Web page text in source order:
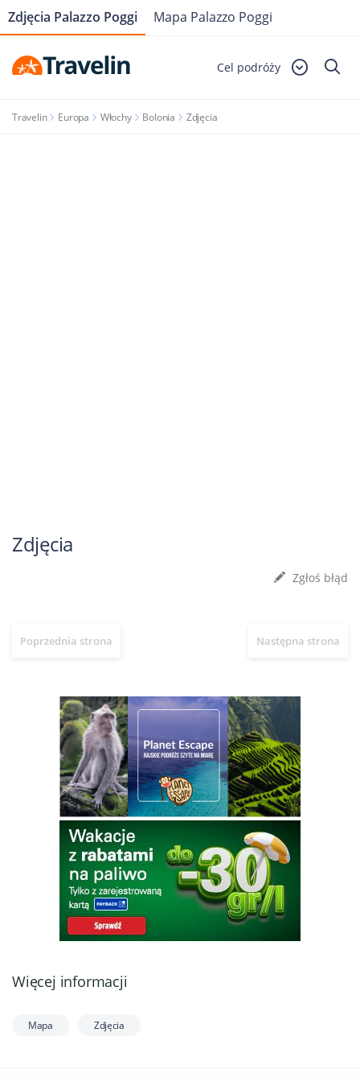
Cel podróży
Travelin Europa Włochy Bolonia Zdjęcia
Zdjęcia Palazzo Poggi Mapa Palazzo Poggi
Zdjęcia
Zgłoś błąd
Poprzednia strona Następna strona
Więcej informacji
Mapa Zdjęcia